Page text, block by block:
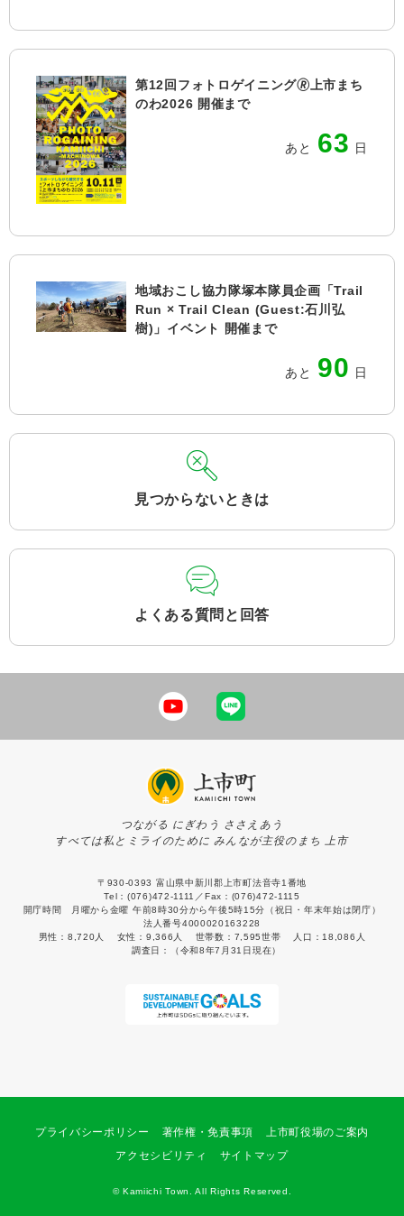
第12回フォトロゲイニング🄬上市まち
のわ2026 開催まで
あと 63 日
地域おこし協力隊塚本隊員企画「Trail
Run × Trail Clean (Guest:石川弘
樹)」イベント 開催まで
あと 90 日
見つからないときは
よくある質問と回答
つながる にぎわう ささえあう
すべては私とミライのために みんなが主役のまち 上市
〒930-0393 富山県中新川郡上市町法音寺1番地
Tel：(076)472-1111／Fax：(076)472-1115
開庁時間 月曜から金曜 午前8時30分から午後5時15分（祝日・年末年始は閉庁）
法人番号4000020163228
男性： 8,720人 女性： 9,366人 世帯数： 7,595世帯 人口：18,086人
調査日：
（令和8年7月31日現在）
プライバシーポリシー 著作権・免責事項
上市町役場のご案内
アクセシビリティ
サイトマップ
© Kamiichi Town. All Rights Reserved.